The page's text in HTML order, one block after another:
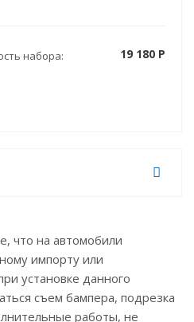
набора: 19 180 P
что на автомобили
импорту или
установке данного
съем бампера, подрезка
работы, не